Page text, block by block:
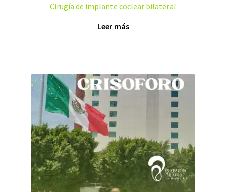
Cirugía de implante coclear bilateral
Leer más